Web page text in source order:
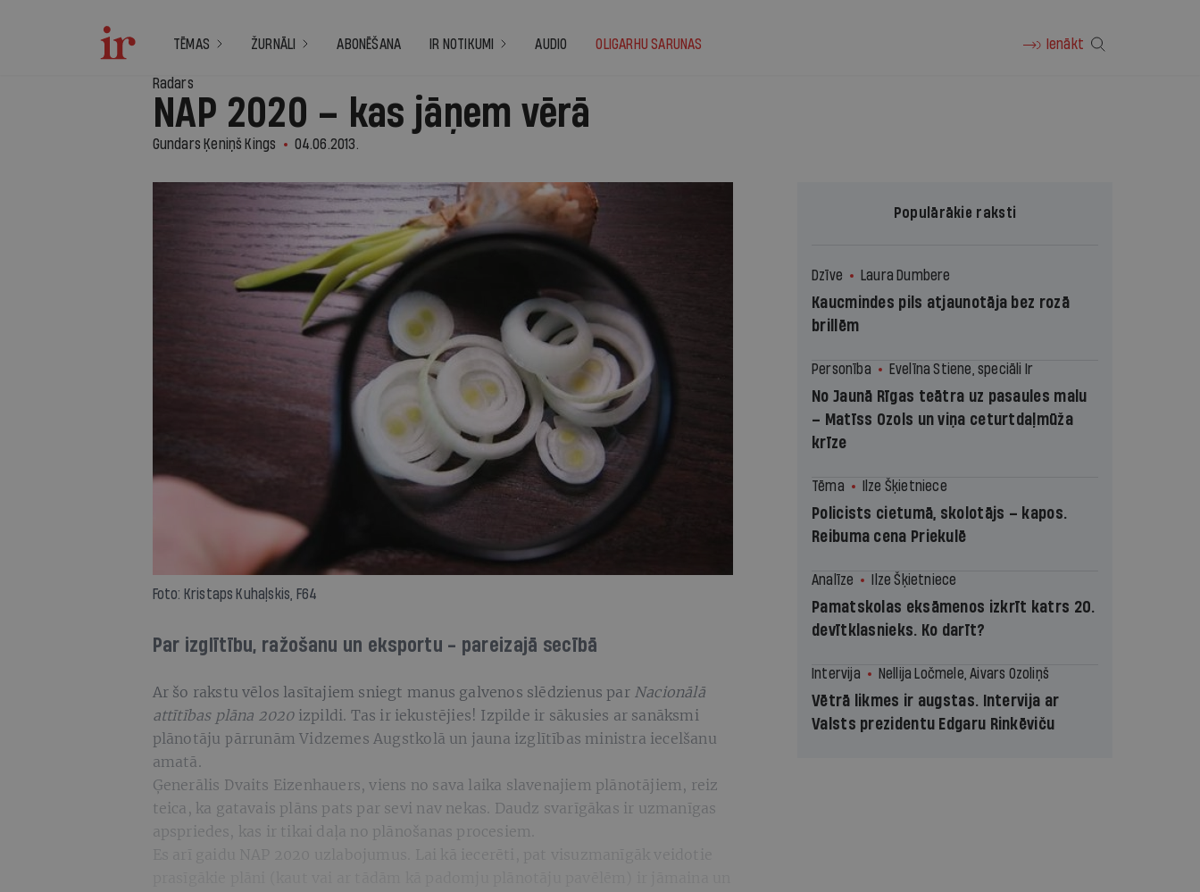
TĒMAS ŽURNĀLI ABONĒŠANA IR NOTIKUMI AUDIO OLIGARHU SARUNAS Ienākt
Radars
NAP 2020 – kas jāņem vērā
Gundars Ķeniņš Kings 04.06.2013.
Foto: Kristaps Kuhaļskis, F64
Par izglītību, ražošanu un eksportu - pareizajā secībā
Ar šo rakstu vēlos lasītajiem sniegt manus galvenos slēdzienus par Nacionālā
attītības plāna 2020izpildi. Tas ir iekustējies! Izpilde ir sākusies ar sanāksmi
plānotāju pārrunām Vidzemes Augstkolā un jauna izglītības ministra iecelšanu
amatā.
Ģenerālis Dvaits Eizenhauers, viens no sava laika slavenajiem plānotājiem, reiz
teica, ka gatavais plāns pats par sevi nav nekas. Daudz svarīgākas ir uzmanīgas
apspriedes, kas ir tikai daļa no plānošanas procesiem.
Es arī gaidu NAP 2020 uzlabojumus. Lai kā iecerēti, pat visuzmanīgāk veidotie
Populārākie raksti
Dzīve Laura Dumbere
Kaucmindes pils atjaunotāja bez rozā
brillēm
Personība Evelīna Stiene, speciāli Ir
No Jaunā Rīgas teātra uz pasaules malu
– Matīss Ozols un viņa ceturtdaļmūža
krīze
Tēma Ilze Šķietniece
Policists cietumā, skolotājs – kapos.
Reibuma cena Priekulē
Analīze Ilze Šķietniece
Pamatskolas eksāmenos izkrīt katrs 20.
devītklasnieks. Ko darīt?
Intervija Nellija Ločmele, Aivars Ozoliņš
Vētrā likmes ir augstas. Intervija ar
Valsts prezidentu Edgaru Rinkēviču